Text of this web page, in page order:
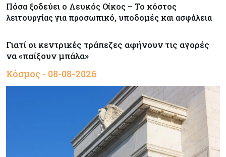
Πόσα ξοδεύει ο Λευκός Οίκος – Το κόστος
λειτουργίας για προσωπικό, υποδομές και ασφάλεια
Γιατί οι κεντρικές τράπεζες αφήνουν τις αγορές
να «παίξουν μπάλα»
Κόσμος - 08-08-2026